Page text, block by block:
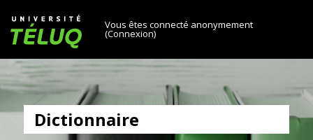
Université TÉLUQ
Vous êtes connecté anonymement
(Connexion)
Dictionnaire